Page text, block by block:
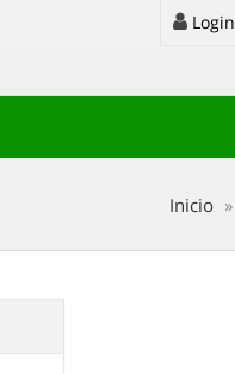
Login
Inicio